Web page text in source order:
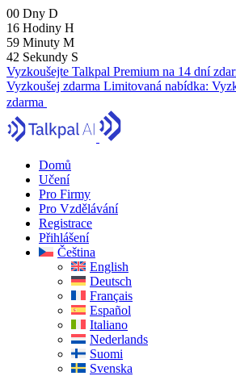
00 Dny D
16 Hodiny H
59 Minuty M
41 Sekundy S
Vyzkoušejte Talkpal Premium na 14 dní
Vyzkoušej zdarma Limitovaná nabídka:
zdarma
Domů
Učení
Pro Firmy
Pro Vzdělávání
Registrace
Přihlášení
Čeština
English
Deutsch
Français
Español
Italiano
Nederlands
Suomi
Svenska